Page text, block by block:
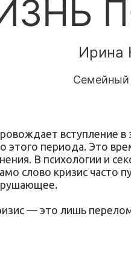
Ирина
Семейный
вступление
этого периода. Это
В психологии и
слово кризис часто
— это лишь